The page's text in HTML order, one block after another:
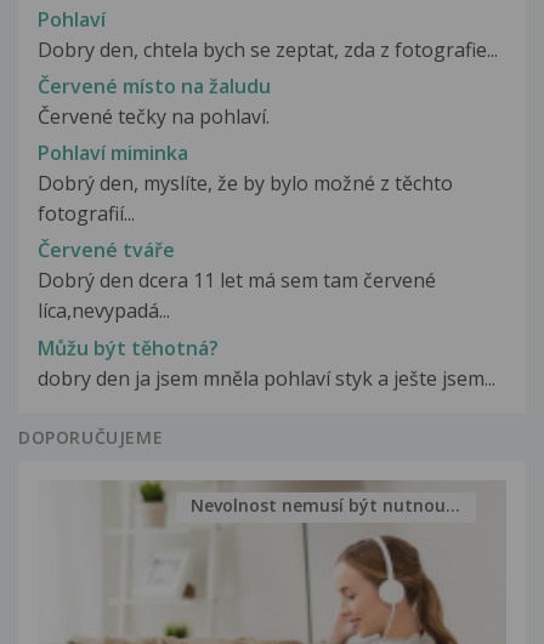
Pohlaví
Dobry den, chtela bych se zeptat, zda z fotografie...
Červené místo na žaludu
Červené tečky na pohlaví.
Pohlaví miminka
Dobrý den, myslíte, že by bylo možné z těchto
fotografií...
Červené tváře
Dobrý den dcera 11 let má sem tam červené
líca,nevypadá...
Můžu být těhotná?
dobry den ja jsem mněla pohlaví styk a ješte jsem...
DOPORUČUJEME
Nevolnost nemusí být nutnou...